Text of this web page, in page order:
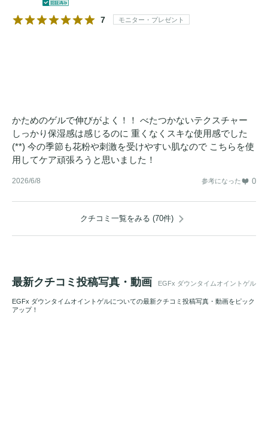
7 モニター・プレゼント
かためのゲルで伸びがよく！！ べたつかないテクスチャー
しっかり保湿感は感じるのに 重くなくスキな使用感でした
(**) 今の季節も花粉や刺激を受けやすい肌なので こちらを使
用してケア頑張ろうと思いました！
2026/6/8 参考になった 0
クチコミ一覧をみる (70件)
最新クチコミ投稿写真・動画 EGFx ダウンタイムオイントゲル
EGFx ダウンタイムオイントゲルについての最新クチコミ投稿写真・動画をピック
アップ！